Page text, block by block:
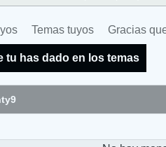
Temas tuyos Gracias
tu has dado en los temas